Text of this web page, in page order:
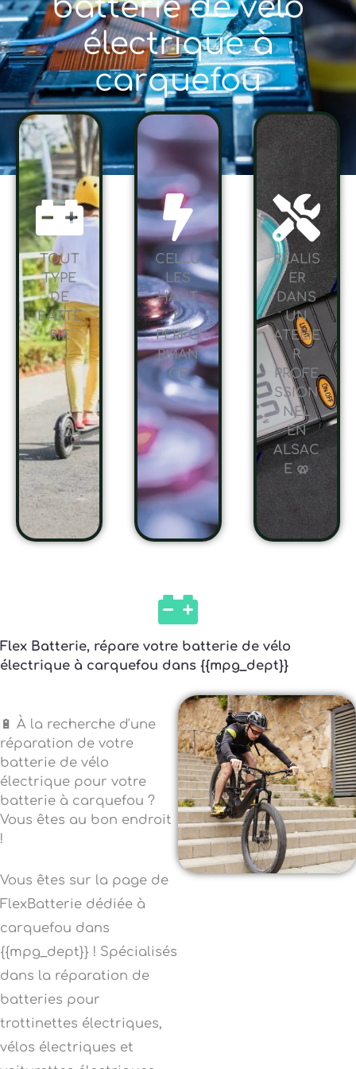
batterie de vélo
électrique à
carquefou
TOUT
TYPE
DE
BATTE
RIE
CELLU
LES
HAUT
E
PERFO
RMAN
CE
RÉALIS
ER
DANS
UN
ATELIE
R
PROFE
SSION
NEL
EN
ALSAC
E 🥨
Flex Batterie, répare votre batterie de vélo
électrique à carquefou dans {{mpg_dept}}
🔋 À la recherche d'une
réparation de votre
batterie de vélo
électrique pour votre
batterie à carquefou ?
Vous êtes au bon endroit
!
Vous êtes sur la page de
FlexBatterie dédiée à
carquefou dans
{{mpg_dept}} ! Spécialisés
dans la réparation de
batteries pour
trottinettes électriques,
vélos électriques et